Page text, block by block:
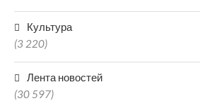
Культура
(3 220)
Лента новостей
(30 597)